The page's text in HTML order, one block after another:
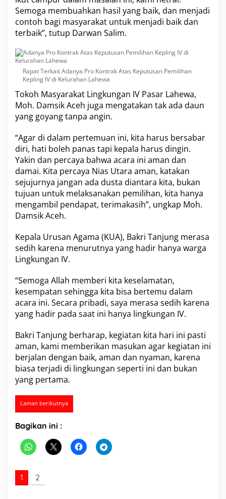
Semoga membuahkan hasil yang baik, dan menjadi
contoh bagi masyarakat untuk menjadi baik dan
terbaik”, tutup Darwan Salim.
Rapat Terkait Adanya Pro Kontrak Atas Keputusan Pemilihan
Kepling IV di Kelurahan Lahewa
Tokoh Masyarakat Lingkungan IV Pasar Lahewa,
Moh. Damsik Aceh juga mengatakan tak ada daun
yang goyang tanpa angin.
“Agar di dalam pertemuan ini, kita harus bersabar
diri, hati boleh panas tapi kepala harus dingin.
Yakin dan percaya bahwa acara ini aman dan
damai. Kita percaya Nias Utara aman, katakan
sejujurnya jangan ada dusta diantara kita, bukan
tujuan untuk melaksanakan pemilihan, kita hanya
mengambil pendapat, terimakasih”, ungkap Moh.
Damsik Aceh.
Kepala Urusan Agama (KUA), Bakri Tanjung merasa
sedih karena menurutnya yang hadir hanya warga
Lingkungan IV.
“Semoga Allah memberi kita keselamatan,
kesempatan sehingga kita bisa bertemu dalam
acara ini. Secara pribadi, saya merasa sedih karena
yang hadir pada saat ini hanya lingkungan IV.
Bakri Tanjung berharap, kegiatan kita hari ini pasti
aman, kami memberikan masukan agar kegiatan ini
berjalan dengan baik, aman dan nyaman, karena
biasa terjadi di lingkungan seperti ini dan bukan
yang pertama.
Laman berikutnya
Bagikan ini :
1 2